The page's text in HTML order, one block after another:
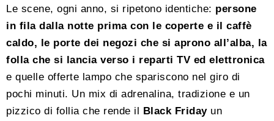
Le scene, ogni anno, si ripetono identiche: persone
in fila dalla notte prima con le coperte e il caffè
caldo, le porte dei negozi che si aprono all’alba, la
folla che si lancia verso i reparti TV ed elettronica
e quelle offerte lampo che spariscono nel giro di
pochi minuti. Un mix di adrenalina, tradizione e un
pizzico di follia che rende il Black Fridayun